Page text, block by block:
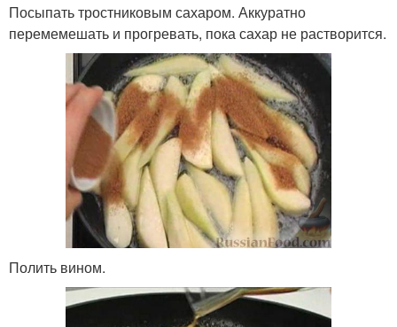
Посыпать тростниковым сахаром. Аккуратно
перемемешать и прогревать, пока сахар не растворится.
Полить вином.